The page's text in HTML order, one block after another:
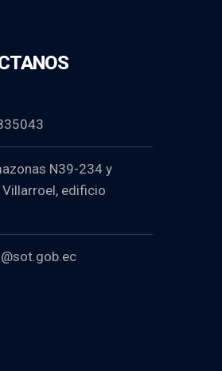
N39-234 y
Villarroel, edificio